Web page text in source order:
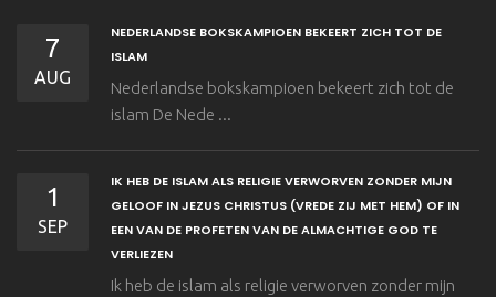
7
AUG
NEDERLANDSE BOKSKAMPIOEN BEKEERT ZICH TOT DE
ISLAM
Nederlandse bokskampioen bekeert zich tot de
islam De Nede ...
1
SEP
IK HEB DE ISLAM ALS RELIGIE VERWORVEN ZONDER MIJN
GELOOF IN JEZUS CHRISTUS (VREDE ZIJ MET HEM) OF IN
EEN VAN DE PROFETEN VAN DE ALMACHTIGE GOD TE
VERLIEZEN
Ik heb de islam als religie verworven zonder mijn